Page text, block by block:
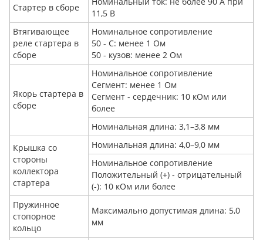
Стартер в сборе
11,5 В
Втягивающее
реле стартера в
сборе
Номинальное сопротивление
50 - C: менее 1 Ом
50 - кузов: менее 2 Ом
Якорь стартера в
сборе
Номинальное сопротивление
Сегмент: менее 1 Ом
Сегмент - сердечник: 10 кОм или
более
Номинальная длина: 3,1–3,8 мм
Крышка со
стороны
коллектора
стартера
Номинальная длина: 4,0–9,0 мм
Номинальное сопротивление
Положительный (+) - отрицательный
(-): 10 кОм или более
Пружинное
стопорное
кольцо
Максимально допустимая длина: 5,0
мм